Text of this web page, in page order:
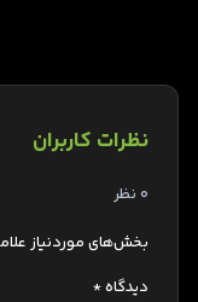
نظرات کاربران
0 نظر
بخش‌های موردنیاز
دیدگاه*